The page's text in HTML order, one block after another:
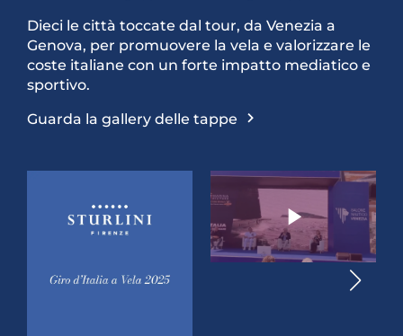
Dieci le città toccate dal tour, da Venezia a
Genova, per promuovere la vela e valorizzare le
coste italiane con un forte impatto mediatico e
sportivo.
Guarda la gallery delle tappe